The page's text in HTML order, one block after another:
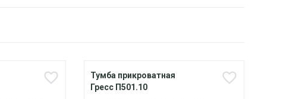
Тумба прикроватная
Гресс П501.10